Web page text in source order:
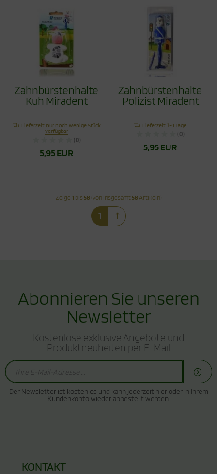
Zahnbürstenhalter
Kuh Miradent
Lieferzeit: nur noch wenige Stück
verfügbar
(0)
5,95 EUR
Zahnbürstenhalter
Polizist Miradent
Lieferzeit:1-4 Tage
(0)
5,95 EUR
Zeige 1 bis 58 (von insgesamt58 Artikeln)
1
Abonnieren Sie unseren
Newsletter
Kostenlose exklusive Angebote und
Produktneuheiten per E-Mail
Der Newsletter ist kostenlos und kann jederzeit hier oder in Ihrem
Kundenkonto wieder abbestellt werden.
KONTAKT